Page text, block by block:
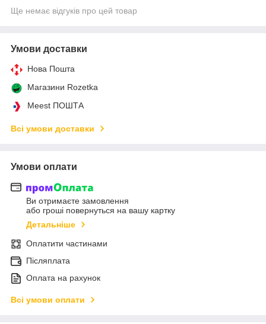
Ще немає відгуків про цей товар
Умови доставки
Нова Пошта
Магазини Rozetka
Meest ПОШТА
Всі умови доставки
Умови оплати
Ви отримаєте замовлення
або гроші повернуться на вашу картку
Детальніше
Оплатити частинами
Післяплата
Оплата на рахунок
Всі умови оплати